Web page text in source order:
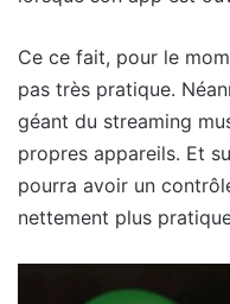
Ce ce fait, pour le
pas très pratique.
géant du streaming
propres appareils. Et
pourra avoir un
nettement plus